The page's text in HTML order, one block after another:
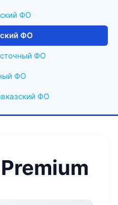
ФО
ФО
ФО
ФО
ФО